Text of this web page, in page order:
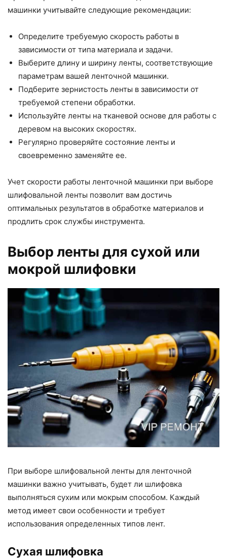
машинки учитывайте следующие рекомендации:
Определите требуемую скорость работы в
зависимости от типа материала и задачи.
Выберите длину и ширину ленты, соответствующие
параметрам вашей ленточной машинки.
Подберите зернистость ленты в зависимости от
требуемой степени обработки.
Используйте ленты на тканевой основе для работы с
деревом на высоких скоростях.
Регулярно проверяйте состояние ленты и
своевременно заменяйте ее.
Учет скорости работы ленточной машинки при выборе
шлифовальной ленты позволит вам достичь
оптимальных результатов в обработке материалов и
продлить срок службы инструмента.
Выбор ленты для сухой или
мокрой шлифовки
При выборе шлифовальной ленты для ленточной
машинки важно учитывать, будет ли шлифовка
выполняться сухим или мокрым способом. Каждый
метод имеет свои особенности и требует
использования определенных типов лент.
Сухая шлифовка